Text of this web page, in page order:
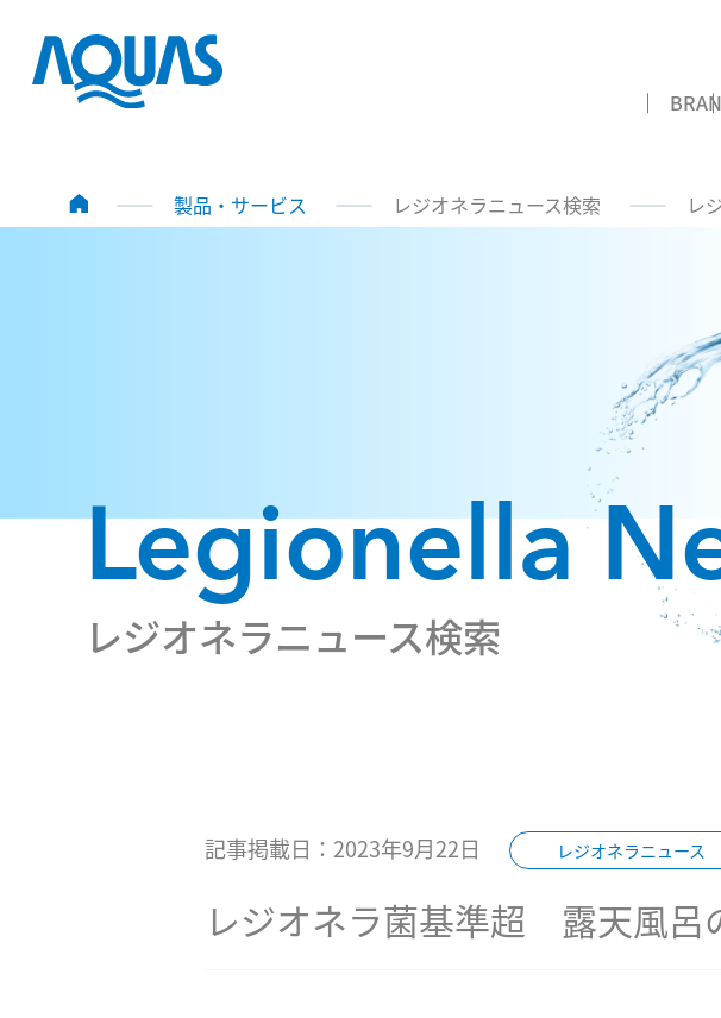
製品・サービス レジオネラニュース検索 レ
Legionella
レジオネラニュース検索
記事掲載日：2023年9月22日 レジオネラニュース
レジオネラ菌基準超 露天風